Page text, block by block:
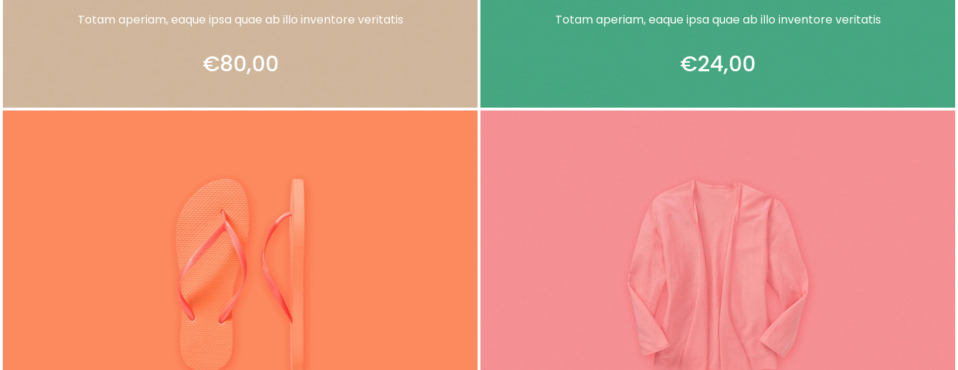
Totam aperiam, eaque ipsa quae ab illo inventore veritatis
€80,00
Totam aperiam, eaque ipsa quae ab illo inventore veritatis
€24,00